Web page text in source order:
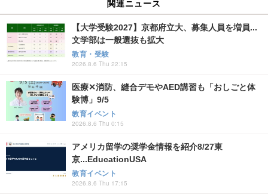
関連ニュース
【大学受験2027】京都府立大、募集人員を増員...
文学部は一般選抜も拡大
教育・受験
2026.8.6 Thu 22:15
医療✕消防、縫合デモやAED講習も「おしごと体
験博」9/5
教育イベント
2026.8.6 Thu 0:15
アメリカ留学の奨学金情報を紹介8/27東
京...EducationUSA
教育イベント
2026.8.6 Thu 17:15